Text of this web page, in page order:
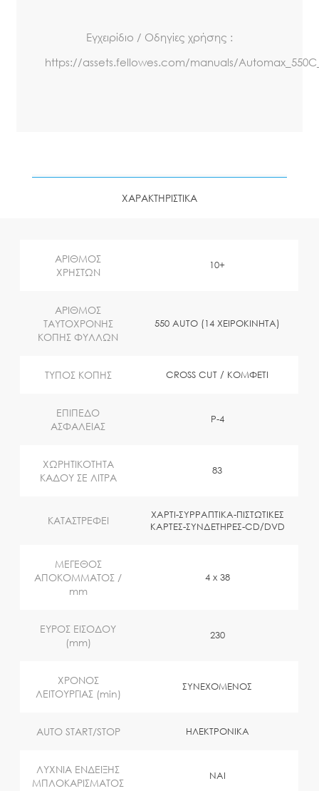
Εγχειρίδιο / Οδηγίες χρήσης :
https://assets.fellowes.com/manuals/
ΧΑΡΑΚΤΗΡΙΣΤΙΚΑ
ΑΡΙΘΜΟΣ
ΧΡΗΣΤΩΝ
10+
ΑΡΙΘΜΟΣ
ΤΑΥΤΟΧΡΟΝΗΣ
ΚΟΠΗΣ ΦΥΛΛΩΝ
550 AUTO (14 ΧΕΙΡΟΚΙΝΗΤΑ)
ΤΥΠΟΣ ΚΟΠΗΣ CROSS CUT / ΚΟΜΦΕΤΙ
EΠΙΠΕΔΟ
ΑΣΦΑΛΕΙΑΣ
P-4
ΧΩΡΗΤΙΚΟΤΗΤΑ
ΚΑΔΟΥ ΣΕ ΛΙΤΡΑ
83
ΚΑΤΑΣΤΡΕΦΕΙ
ΧΑΡΤΙ-ΣΥΡΡΑΠΤΙΚΑ-ΠΙΣΤΩΤΙΚΕΣ
ΚΑΡΤΕΣ-ΣΥΝΔΕΤΗΡΕΣ-CD/DVD
ΜΕΓΕΘΟΣ
ΑΠΟΚΟΜΜΑΤΟΣ /
mm
4 x 38
ΕΥΡΟΣ ΕΙΣΟΔΟΥ
(mm)
230
ΧΡΟΝΟΣ
ΛΕΙΤΟΥΡΓΙΑΣ (min)
ΣΥΝΕΧΟΜΕΝΟΣ
AUTO START/STOP ΗΛΕΚΤΡΟΝΙΚΑ
ΛΥΧΝΙΑ ΕΝΔΕΙΞΗΣ
ΜΠΛΟΚΑΡΙΣΜΑΤΟΣ
ΝΑΙ